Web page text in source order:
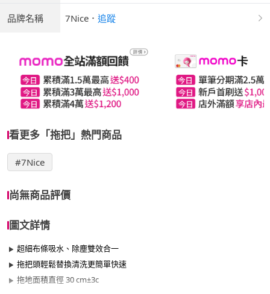
品牌名稱 7Nice ． 追蹤
看更多「拖把」熱門商品
#7Nice
尚無商品評價
圖文詳情
超細布條吸水、除塵雙效合一
拖把頭輕鬆替換清洗更簡單快速
拖地面積直徑 30 cm±3c